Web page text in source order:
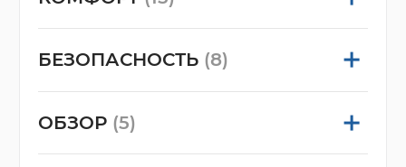
БЕЗОПАСНОСТЬ (8)
ОБЗОР (5)